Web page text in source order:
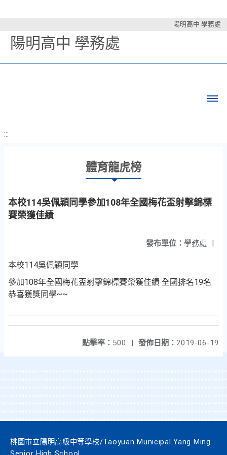
陽明高中 學務處
陽明高中 學務處
:::
體育龍虎榜
本校114吳佩穎同學參加108年全國梅花盃射擊錦標
賽榮獲佳績
發布單位： 學務處 |
本校114吳佩穎同學
參加108年全國梅花盃射擊錦標賽榮獲佳績 全國排名19名
恭喜獲獎同學~~
發佈日期： 2019-06-19
點擊率： 500 |
桃園市立陽明高級中等學校/Taoyuan Municipal Yang Ming